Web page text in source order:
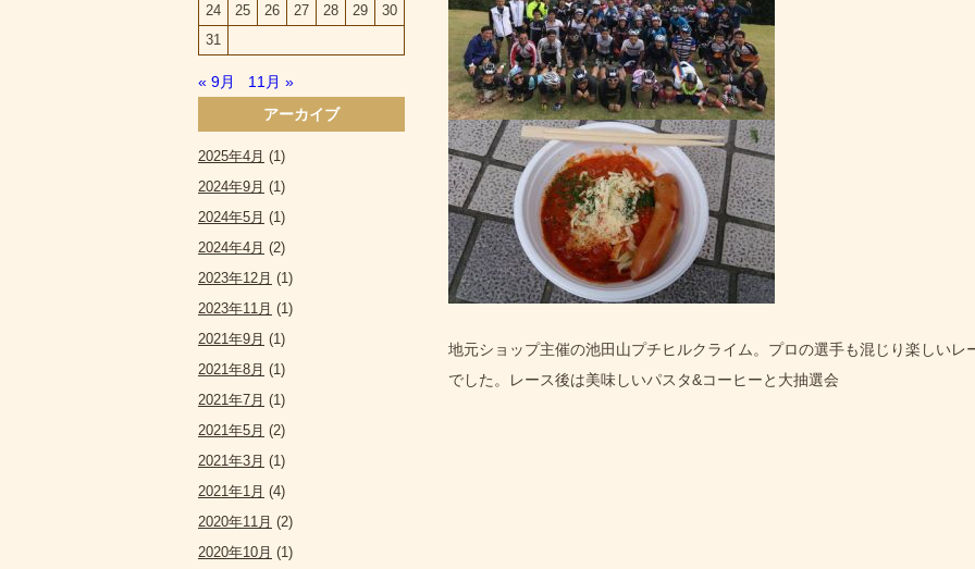
地元ショップ主催の池田山プチヒルクライム。プロの選手も混じり楽しいレ
でした。レース後は美味しいパスタ&コーヒーと大抽選会
24
25 26 27 28 29
30
31
« 9月
11月 »
アーカイブ
2025年4月 (1)
2024年9月 (1)
2024年5月 (1)
2024年4月 (2)
2023年12月 (1)
2023年11月 (1)
2021年9月 (1)
2021年8月 (1)
2021年7月 (1)
2021年5月 (2)
2021年3月 (1)
2021年1月 (4)
2020年11月 (2)
2020年10月 (1)